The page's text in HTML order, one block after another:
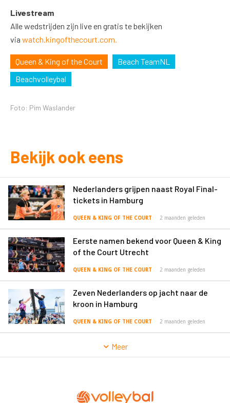
Livestream
Alle wedstrijden zijn live en gratis te bekijken
via watch.kingofthecourt.com.
Queen & King of the Court
Beach TeamNL
Beachvolleybal
Foto: Pim Waslander
Bekijk ook eens
Nederlanders grijpen naast Royal Final-
tickets in Hamburg
QUEEN & KING OF THE COURT 2 maanden geleden
Eerste namen bekend voor Queen & King
of the Court Utrecht
QUEEN & KING OF THE COURT 2 maanden geleden
Zeven Nederlanders op jacht naar de
kroon in Hamburg
QUEEN & KING OF THE COURT 2 maanden geleden
Meer